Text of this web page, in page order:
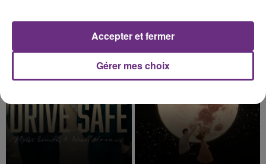
The Time Of My Life Let Me Love You
8h37
8h37
Gérer mes choix
Accepter et fermer